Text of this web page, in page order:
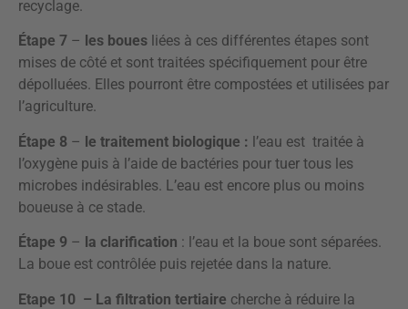
recyclage.
Étape 7 – les boues liées à ces différentes étapes sont
mises de côté et sont traitées spécifiquement pour être
dépolluées. Elles pourront être compostées et utilisées par
l’agriculture.
Étape 8 – le traitement biologique : l’eau est traitée à
l’oxygène puis à l’aide de bactéries pour tuer tous les
microbes indésirables. L’eau est encore plus ou moins
boueuse à ce stade.
Étape 9 – la clarification : l’eau et la boue sont séparées.
La boue est contrôlée puis rejetée dans la nature.
Etape 10 – La filtration tertiaire cherche à réduire la